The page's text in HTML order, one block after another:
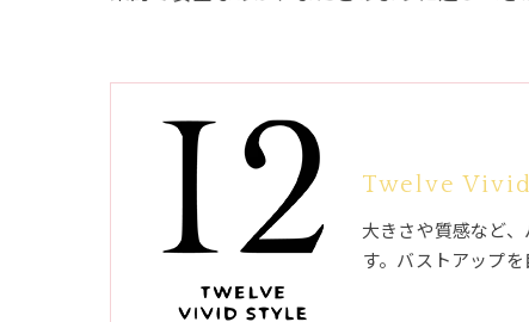
Twelve
大きさや質感など
す。バストアップ